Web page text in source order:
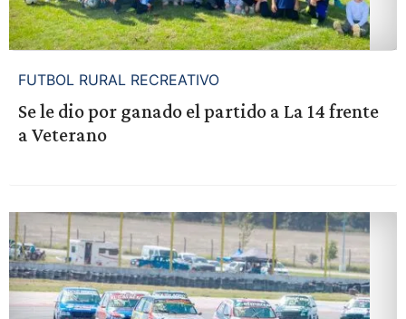
FUTBOL RURAL RECREATIVO
Se le dio por ganado el partido a La 14 frente
a Veterano